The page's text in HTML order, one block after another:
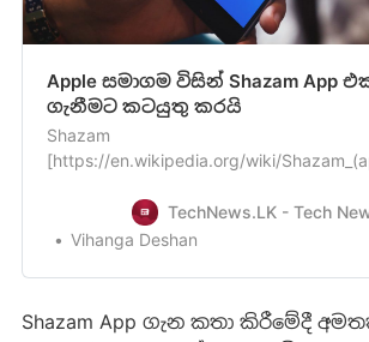
Apple සමාගම විසින් Shazam App
ගැනීමට කටයුතු කරයි
Shazam
[https://en.wikipedia.org/wiki/
අමුතුවෙන් කියන්න ඕන වෙන්නේ නැහැ.
එක Apple සමාගම විසින් මිළදී ගන්නට
TechNews.LK - Tech
Vihanga Deshan
Shazam App ගැන කතා කිරීමේදී